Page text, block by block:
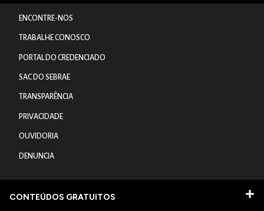
ENCONTRE-NOS
TRABALHE CONOSCO
PORTAL DO CREDENCIADO
SAC DO SEBRAE
TRANSPARÊNCIA
PRIVACIDADE
OUVIDORIA
DENUNCIA
CONTEÚDOS GRATUITOS